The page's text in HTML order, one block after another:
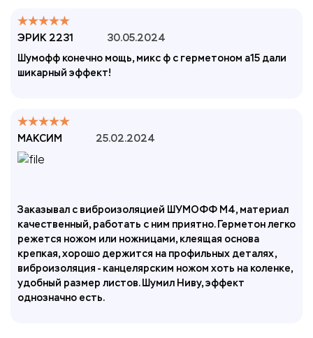
ЭРИК 2231
30.05.2024
Шумофф конечно мощь, микс ф с герметоном а15 дали
шикарный эффект!
МАКСИМ 25.02.2024
Заказывал с виброизоляцией ШУМОФФ М4, материал
качественный, работать с ним приятно. Герметон легко
режется ножом или ножницами, клеящая основа
крепкая, хорошо держится на профильных деталях,
виброизоляция - канцелярским ножом хоть на коленке,
удобный размер листов. Шумил Ниву, эффект
однозначно есть.